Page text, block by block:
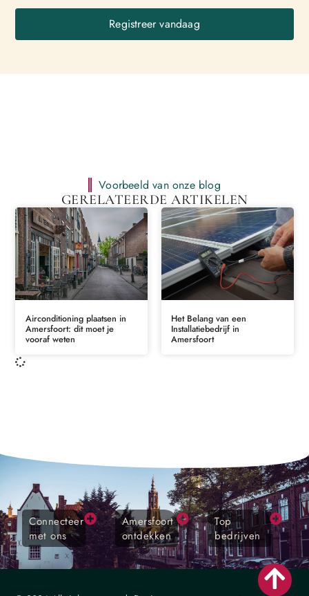
Registreer vandaag
Voorbeeld van onze blog
GERELATEERDE ARTIKELEN
Airconditioning plaatsen in
Amersfoort: dit moet je
vooraf weten
Het Belang van een
Installatiebedrijf in
Amersfoort
Connecteer
met ons
Amersfoort
ontdekken
Top
bedrijven